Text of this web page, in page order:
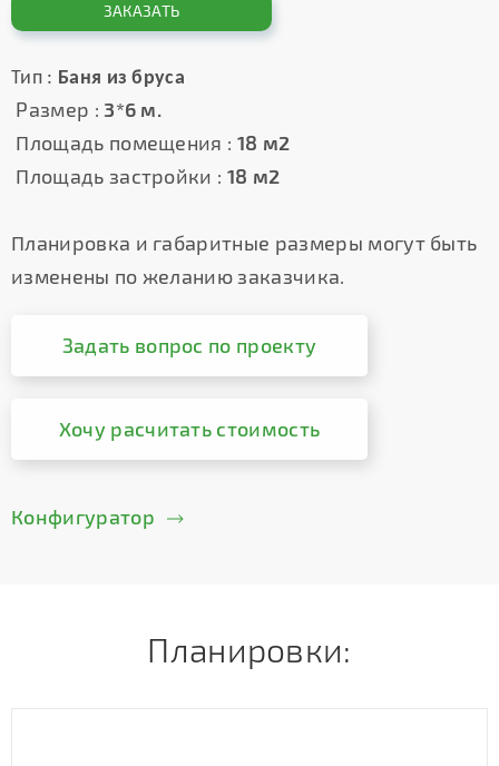
ЗАКАЗАТЬ
Тип : Баня из бруса
Размер : 3*6 м.
Площадь помещения : 18 м2
Площадь застройки : 18 м2
Планировка и габаритные размеры могут быть
изменены по желанию заказчика.
Задать вопрос по проекту
Хочу расчитать стоимость
Конфигуратор
Планировки: